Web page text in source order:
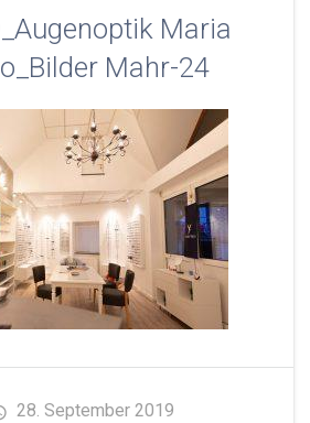
Maria
Mahr-24
28. September 2019